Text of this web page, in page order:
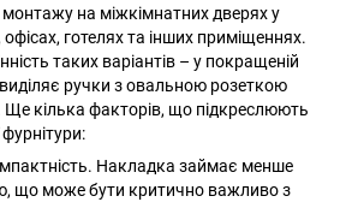
на міжкімнатних дверях у
готелях та інших приміщеннях.
таких варіантів – у покращеній
виділяє ручки з овальною розеткою
Ще кілька факторів, що підкреслюють
фурнітури:
Накладка займає менше
що може бути критично важливо з